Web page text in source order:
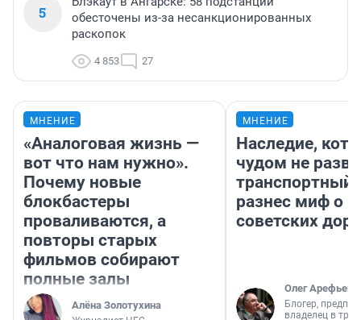
5
обесточены из-за несанкционированных
раскопок
4 853 27
МНЕНИЕ
«Аналоговая жизнь —
вот что нам нужно».
Почему новые
блокбастеры
проваливаются, а
повторы старых
фильмов собирают
полные залы
Алёна Золотухина
МНЕНИЕ
Наследие,
чудом не
транспортный
разнес миф о
советских
Олег Арефьев
Блогер,
владелец в